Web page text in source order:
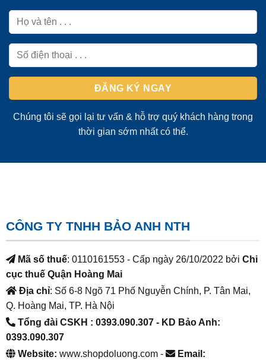
Chúng tôi sẽ gọi lại tư vấn & hỗ trợ quý khách hàng trong
thời gian sớm nhất có thể.
CÔNG TY TNHH BẢO ANH NTH
Mã số thuế: 0110161553 - Cấp ngày 26/10/2022 bởi Chi
cục thuế Quận Hoàng Mai
Địa chỉ: Số 6-8 Ngõ 71 Phố Nguyễn Chính, P. Tân Mai,
Q. Hoàng Mai, TP. Hà Nội
Tổng đài CSKH : 0393.090.307- KD Bảo Anh:
0393.090.307
Website: www.shopdoluong.com -
Email: